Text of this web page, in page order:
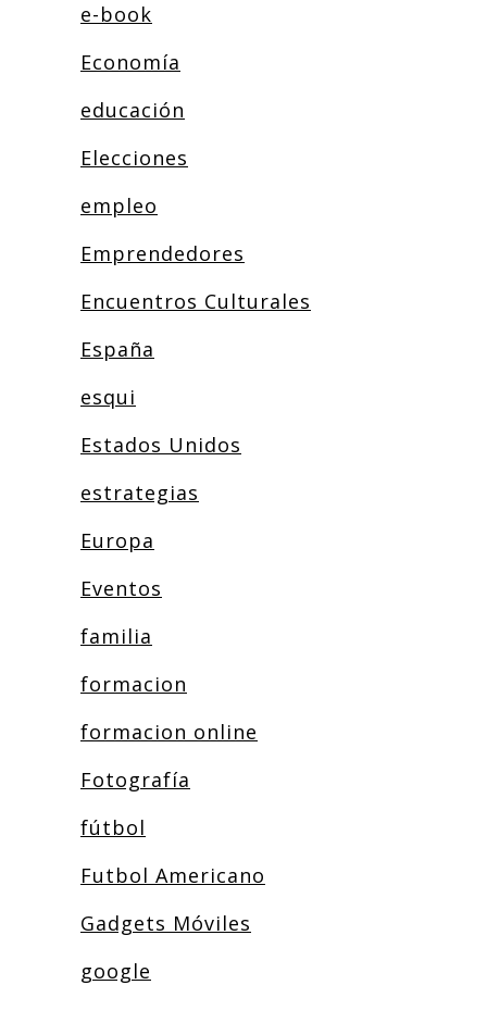
e-book
Economía
educación
Elecciones
empleo
Emprendedores
Encuentros Culturales
España
esqui
Estados Unidos
estrategias
Europa
Eventos
familia
formacion
formacion online
Fotografía
fútbol
Futbol Americano
Gadgets Móviles
google